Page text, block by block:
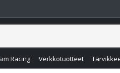
Racing Verkkotuotteet